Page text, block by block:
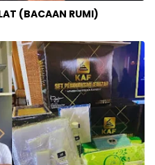
(BACAAN RUMI)